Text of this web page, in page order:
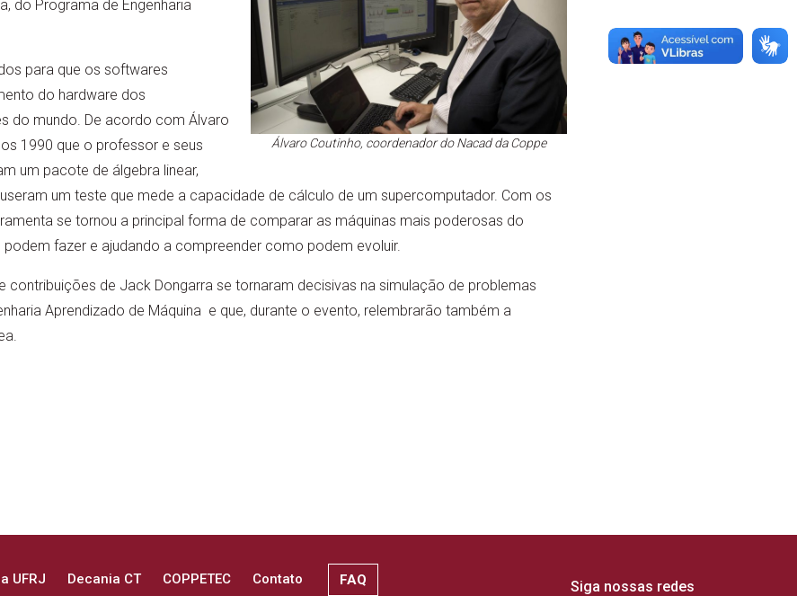
Álvaro Coutinho, coordenador do Nacad da Coppe
do Programa de Engenharia
para que os softwares
do hardware dos
do mundo. De acordo com Álvaro
1990 que o professor e seus
um pacote de álgebra linear,
um teste que mede a capacidade de cálculo de um supercomputador. Com os
se tornou a principal forma de comparar as máquinas mais poderosas do
podem fazer e ajudando a compreender como podem evoluir.
contribuições de Jack Dongarra se tornaram decisivas na simulação de problemas
Aprendizado de Máquina e que, durante o evento, relembrarão também a
UFRJ Decania CT COPPETEC Contato FAQ Siga nossas redes